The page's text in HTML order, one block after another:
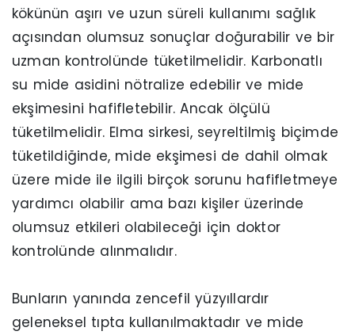
kökünün aşırı ve uzun süreli kullanımı sağlık
açısından olumsuz sonuçlar doğurabilir ve bir
uzman kontrolünde tüketilmelidir. Karbonatlı
su mide asidini nötralize edebilir ve mide
ekşimesini hafifletebilir. Ancak ölçülü
tüketilmelidir. Elma sirkesi, seyreltilmiş biçimde
tüketildiğinde, mide ekşimesi de dahil olmak
üzere mide ile ilgili birçok sorunu hafifletmeye
yardımcı olabilir ama bazı kişiler üzerinde
olumsuz etkileri olabileceği için doktor
kontrolünde alınmalıdır.
Bunların yanında zencefil yüzyıllardır
geleneksel tıpta kullanılmaktadır ve mide